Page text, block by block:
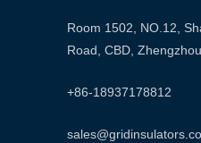
Room 1502, NO.12,
Road, CBD,
+86-18937178812